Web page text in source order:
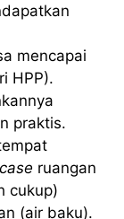
mencapai
HPP).
praktis.
ruangan
cukup)
(air baku).